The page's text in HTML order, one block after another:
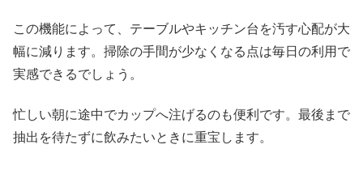
この機能によって、テーブルやキッチン台を汚す心配が大
幅に減ります。掃除の手間が少なくなる点は毎日の利用で
実感できるでしょう。
忙しい朝に途中でカップへ注げるのも便利です。最後まで
抽出を待たずに飲みたいときに重宝します。